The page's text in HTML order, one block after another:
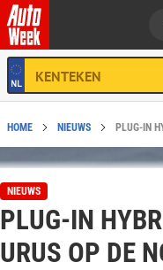
Ga naar de inhoud
HOME NIEUWS
NIEUWS
PLUG-IN
URUS OP DE